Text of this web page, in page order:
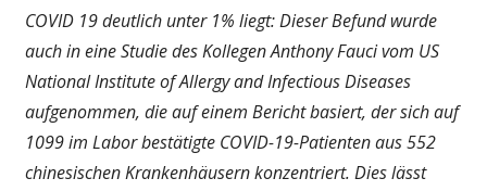
COVID 19 deutlich unter 1% liegt: Dieser Befund wurde
auch in eine Studie des Kollegen Anthony Fauci vom US
National Institute of Allergy and Infectious Diseases
aufgenommen, die auf einem Bericht basiert, der sich auf
1099 im Labor bestätigte COVID-19-Patienten aus 552
chinesischen Krankenhäusern konzentriert. Dies lässt